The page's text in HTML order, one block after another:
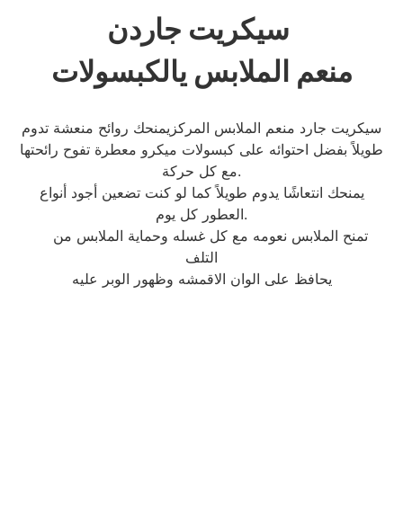
منعم الملابس يالكبسولات
سيكريت جارد منعم الملابس المركزيمنحك روائح منعشة تدوم
طويلاً بفضل احتوائه على كبسولات ميكرو معطرة تفوح رائحتها
مع كل حركة.
يمنحك انتعاشًا يدوم طويلاً كما لو كنت تضعين أجود أنواع
العطور كل يوم.
التلف
يحافظ على الوان الاقمشه وظهور الوبر عليه